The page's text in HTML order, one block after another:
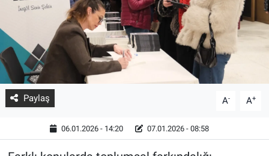
Paylaş A- A+
06.01.2026 - 14:20 07.01.2026 - 08:58